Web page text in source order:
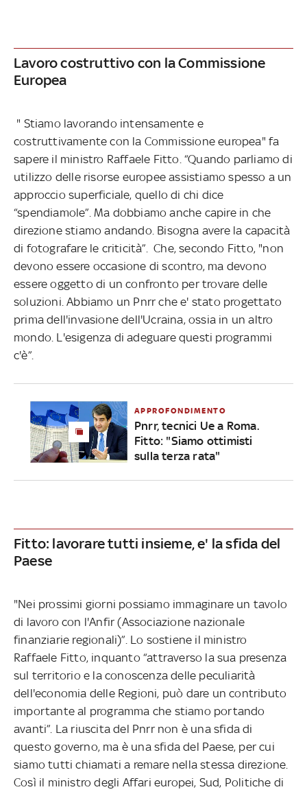
Lavoro costruttivo con la Commissione
Europea
" Stiamo lavorando intensamente e
costruttivamente con la Commissione europea" fa
sapere il ministro Raffaele Fitto. “Quando parliamo di
utilizzo delle risorse europee assistiamo spesso a un
approccio superficiale, quello di chi dice
“spendiamole”. Ma dobbiamo anche capire in che
direzione stiamo andando. Bisogna avere la capacità
di fotografare le criticità”. Che, secondo Fitto, "non
devono essere occasione di scontro, ma devono
essere oggetto di un confronto per trovare delle
soluzioni. Abbiamo un Pnrr che e' stato progettato
prima dell'invasione dell'Ucraina, ossia in un altro
mondo. L'esigenza di adeguare questi programmi
c'è”.
APPROFONDIMENTO
Pnrr, tecnici Ue a Roma.
Fitto: "Siamo ottimisti
sulla terza rata"
Fitto: lavorare tutti insieme, e' la sfida del
Paese
"Nei prossimi giorni possiamo immaginare un tavolo
di lavoro con l'Anfir (Associazione nazionale
finanziarie regionali)”. Lo sostiene il ministro
Raffaele Fitto, inquanto “attraverso la sua presenza
sul territorio e la conoscenza delle peculiarità
dell'economia delle Regioni, può dare un contributo
importante al programma che stiamo portando
avanti”. La riuscita del Pnrr non è una sfida di
questo governo, ma è una sfida del Paese, per cui
siamo tutti chiamati a remare nella stessa direzione.
Così il ministro degli Affari europei, Sud, Politiche di